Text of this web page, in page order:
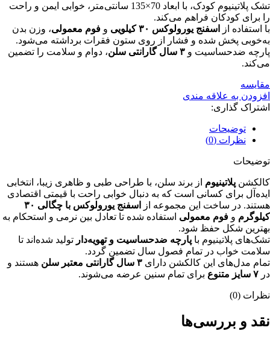
تشک پلاتینیوم کودک، با ابعاد 70×135 سانتی‌متر، خوابی ایمن و راحت
را برای کودکان فراهم می‌کند.
با استفاده از
اسفنج یورولوکس ۳۰ کیلویی و فوم معمولی، وزن بدن
به‌خوبی پخش شده و فشار از روی ستون فقرات برداشته می‌شود.
پارچه ضد‌حساسیت و ۳ سال گارانتی سلن
، دوام و سلامت را تضمین
می‌کند.
مقایسه
افزودن به علاقه مندی
اشتراک گذاری:
توضیحات
نظرات (0)
توضیحات
کالکشن پلاتینیوم از برند سلن، با طراحی طبی و ظاهری زیبا، انتخابی
ایده‌آل برای کسانی است که به دنبال خوابی راحت با قیمتی اقتصادی
هستند. در ساخت این مجموعه از
اسفنج یورولوکس با چگالی ۳۰
کیلوگرم و فوم معمولی استفاده شده تا تعادل بین نرمی و استحکام به
بهترین شکل حفظ شود.
تشک‌های پلاتینیوم با پارچه ضد‌حساسیت و تهویه‌دار تولید شده‌اند تا
سلامت خواب در تمام فصول سال تضمین گردد.
تمام مدل‌های این کالکشن دارای ۳ سال گارانتی معتبر سلن
هستند و
در ۷ سایز متنوع برای تمام سنین عرضه می‌شوند.
نظرات (0)
نقد و بررسی‌ها